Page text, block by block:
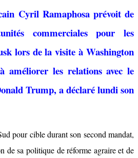
Cyril Ramaphosa prévoit de
commerciales pour les
lors de la visite à Washington
améliorer les relations avec le
Trump, a déclaré lundi son
pour cible durant son second mandat,
de sa politique de réforme agraire et de